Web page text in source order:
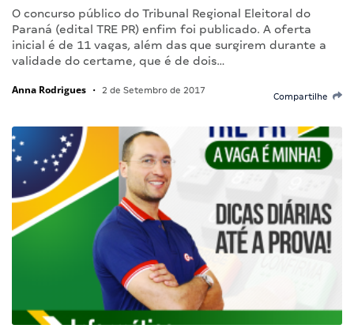
O concurso público do Tribunal Regional Eleitoral do
Paraná (edital TRE PR) enfim foi publicado. A oferta
inicial é de 11 vagas, além das que surgirem durante a
validade do certame, que é de dois…
Anna Rodrigues • 2 de Setembro de 2017
Compartilhe